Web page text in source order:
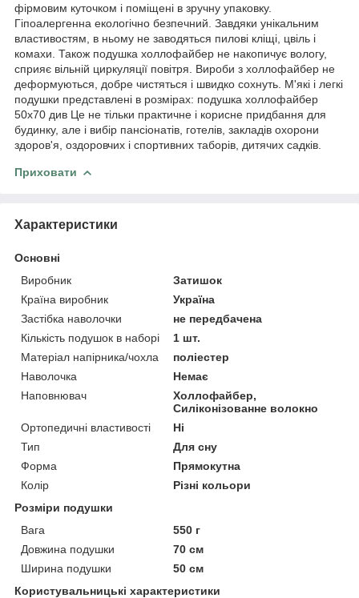
фірмовим куточком і поміщені в зручну упаковку.
Гіпоалергенна екологічно безпечний. Завдяки унікальним
властивостям, в ньому не заводяться пилові кліщі, цвіль і
комахи. Також подушка холлофайбер не накопичує вологу,
сприяє вільній циркуляції повітря. Вироби з холлофайбер не
деформуються, добре чистяться і швидко сохнуть. М'які і легкі
подушки представлені в розмірах: подушка холлофайбер
50х70 див Це не тільки практичне і корисне придбання для
будинку, але і вибір пансіонатів, готелів, закладів охорони
здоров'я, оздоровчих і спортивних таборів, дитячих садків.
Приховати
Характеристики
Основні
Виробник
Затишок
Країна виробник
Україна
Застібка наволочки
не передбачена
Кількість подушок в наборі
1 шт.
Матеріал напірника/чохла
поліестер
Наволочка
Немає
Наповнювач
Холлофайбер,
Силіконізованне волокно
Ортопедичні властивості
Ні
Тип
Для сну
Форма
Прямокутна
Колір
Різні кольори
Розміри подушки
Вага
550 г
Довжина подушки
70 см
Ширина подушки
50 см
Користувальницькі характеристики